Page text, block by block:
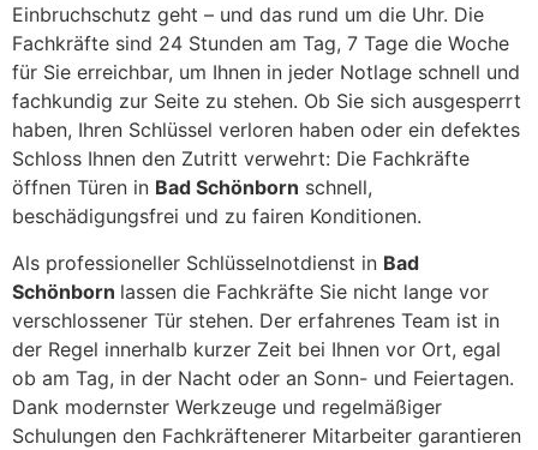
Einbruchschutz geht – und das rund um die Uhr. Die
Fachkräfte sind 24 Stunden am Tag, 7 Tage die Woche
für Sie erreichbar, um Ihnen in jeder Notlage schnell und
fachkundig zur Seite zu stehen. Ob Sie sich ausgesperrt
haben, Ihren Schlüssel verloren haben oder ein defektes
Schloss Ihnen den Zutritt verwehrt: Die Fachkräfte
öffnen Türen in Bad Schönborn schnell,
beschädigungsfrei und zu fairen Konditionen.
Als professioneller Schlüsselnotdienst in Bad
Schönborn lassen die Fachkräfte Sie nicht lange vor
verschlossener Tür stehen. Der erfahrenes Team ist in
der Regel innerhalb kurzer Zeit bei Ihnen vor Ort, egal
ob am Tag, in der Nacht oder an Sonn- und Feiertagen.
Dank modernster Werkzeuge und regelmäßiger
Schulungen den Fachkräftenerer Mitarbeiter garantieren